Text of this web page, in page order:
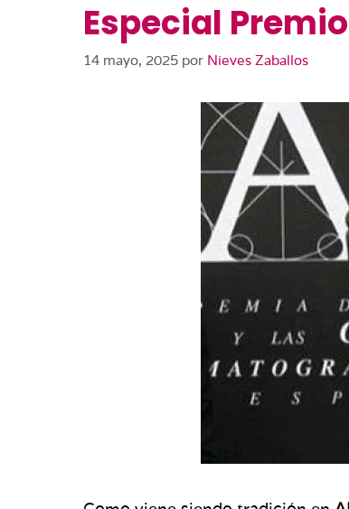
Especial
14 mayo, 2025 por Nieves Zaballos